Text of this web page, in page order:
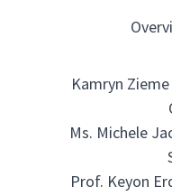
Kamryn
Ms. Michele
Prof. Keyon